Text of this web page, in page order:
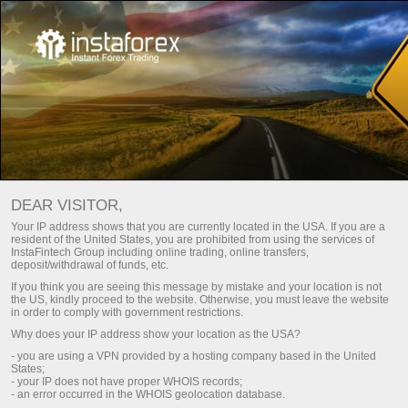
Безпека з InstaTrade
отримує повний захист всіх своїх коштів як у
фінансовому, так і в технічному плані. При цьому,
більша частина використовуваних в компанії
InstaTrade технологій мають банківський рівень
захисту.
пишається бути спонсором
DEAR VISITOR,
Your IP address shows that you are currently located in the USA. If you are a
resident of the United States, you are prohibited from using the services of
InstaFintech Group including online trading, online transfers,
deposit/withdrawal of funds, etc.
If you think you are seeing this message by mistake and your location is not
the US, kindly proceed to the website. Otherwise, you must leave the website
in order to comply with government restrictions.
Why does your IP address show your location as the USA?
- you are using a VPN provided by a hosting company based in the United
States;
- your IP does not have proper WHOIS records;
- an error occurred in the WHOIS geolocation database.